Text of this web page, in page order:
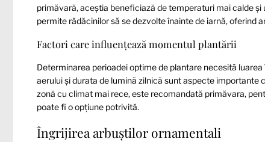
primăvară, aceștia beneficiază de temperaturi mai calde
permite rădăcinilor să se dezvolte înainte de iarnă, oferind
Factori care influențează momentul plantării
Determinarea perioadei optime de plantare necesită
aerului și durata de lumină zilnică sunt aspecte importante
zonă cu climat mai rece, este recomandată primăvara,
poate fi o opțiune potrivită.
Îngrijirea arbuștilor ornamentali